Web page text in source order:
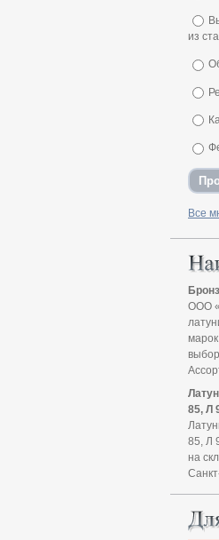
из
Все
ООО
85, Л
85, Л
на